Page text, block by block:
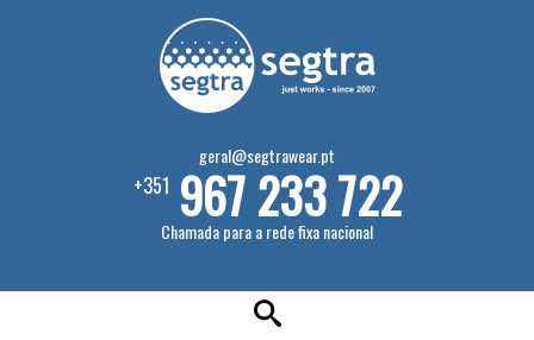
geral@segtrawear.pt
+351 967 233 722
Chamada para a rede fixa nacional